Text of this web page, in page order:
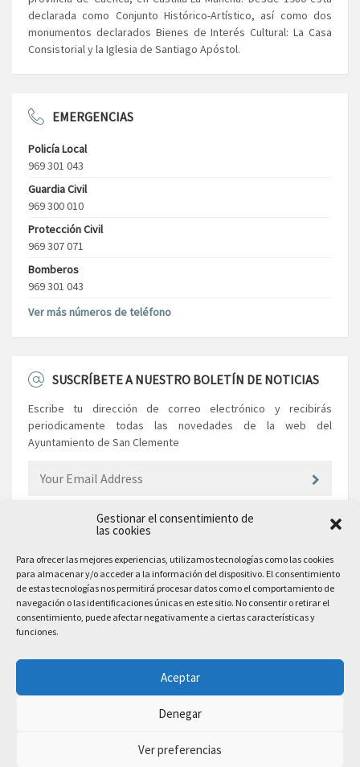
Gestionar el consentimiento de
las cookies
Para ofrecer las mejores experiencias, utilizamos tecnologías como las cookies
para almacenar y/o acceder a la información del dispositivo. El consentimiento
de estas tecnologías nos permitirá procesar datos como el comportamiento de
navegación o las identificaciones únicas en este sitio. No consentir o retirar el
consentimiento, puede afectar negativamente a ciertas características y
funciones.
Aceptar
Denegar
Ver preferencias
declarada como Conjunto Histórico-Artístico, así como dos
monumentos declarados Bienes de Interés Cultural: La Casa
Consistorial y la Iglesia de Santiago Apóstol.
EMERGENCIAS
Policía Local
969 301 043
Guardia Civil
969 300 010
Protección Civil
969 307 071
Bomberos
969 301 043
Ver más números de teléfono
SUSCRÍBETE A NUESTRO BOLETÍN DE NOTICIAS
Escribe tu dirección de correo electrónico y recibirás
periodicamente todas las novedades de la web del
Ayuntamiento de San Clemente
EL AYUNTAMIENTO
Plaza Mayor, 10
San Clemente, 16600, Cuenca
Teléfono: 969 300 003
Email Comunicación y Publicidad:
comunicacion@sanclemente.es
2023 © Ayuntamiento de San Clemente. Todos los derechos reservados